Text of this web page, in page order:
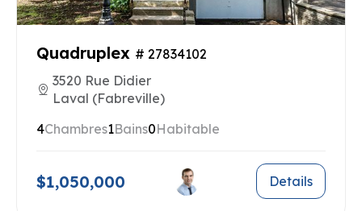
Quadruplex # 27834102
3520 Rue Didier
Laval (Fabreville)
4Chambres1Bains0Habitable
$1,050,000 Details